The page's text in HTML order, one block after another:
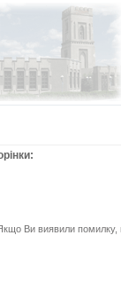
Ви виявили помилку,